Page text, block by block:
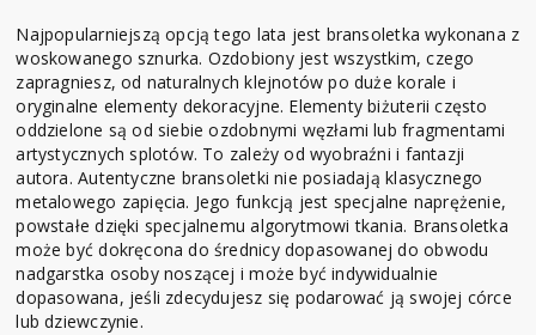
Najpopularniejszą opcją tego lata jest bransoletka wykonana z
woskowanego sznurka. Ozdobiony jest wszystkim, czego
zapragniesz, od naturalnych klejnotów po duże korale i
oryginalne elementy dekoracyjne. Elementy biżuterii często
oddzielone są od siebie ozdobnymi węzłami lub fragmentami
artystycznych splotów. To zależy od wyobraźni i fantazji
autora. Autentyczne bransoletki nie posiadają klasycznego
metalowego zapięcia. Jego funkcją jest specjalne naprężenie,
powstałe dzięki specjalnemu algorytmowi tkania. Bransoletka
może być dokręcona do średnicy dopasowanej do obwodu
nadgarstka osoby noszącej i może być indywidualnie
dopasowana, jeśli zdecydujesz się podarować ją swojej córce
lub dziewczynie.